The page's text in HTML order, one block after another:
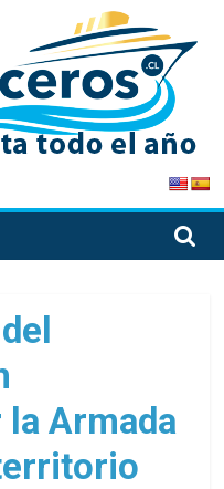
Armada